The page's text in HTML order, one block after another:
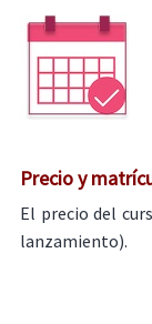
Precio y
El precio del
lanzamiento).